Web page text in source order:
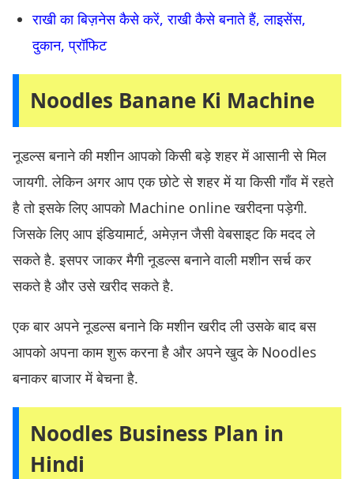
राखी का बिज़नेस कैसे करें, राखी कैसे बनाते हैं, लाइसेंस,
दुकान, प्रॉफिट
Noodles Banane Ki Machine
नूडल्स बनाने की मशीन आपको किसी बड़े शहर में आसानी से मिल
जायगी. लेकिन अगर आप एक छोटे से शहर में या किसी गाँव में रहते
है तो इसके लिए आपको Machine online खरीदना पड़ेगी.
जिसके लिए आप इंडियामार्ट, अमेज़न जैसी वेबसाइट कि मदद ले
सकते है. इसपर जाकर मैगी नूडल्स बनाने वाली मशीन सर्च कर
सकते है और उसे खरीद सकते है.
एक बार अपने नूडल्स बनाने कि मशीन खरीद ली उसके बाद बस
आपको अपना काम शुरू करना है और अपने खुद के Noodles
बनाकर बाजार में बेचना है.
Noodles Business Plan in
Hindi